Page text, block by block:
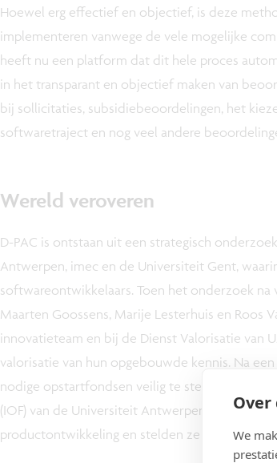
Over
We
Hoewel erg effectief en objectief, is deze
implementeren vanwege de vele mogelijke
heeft nu een platform dat dit hele proces
in het transparant en objectief maken van
bij sollicitaties, subsidiebeoordelingen, het
softwaretraject en nog veel andere
Wereld veroveren
D-PAC is ontstaan uit een strategisch
Antwerpen, imec en de Universiteit Gent,
softwareontwikkelaars. Toen het onderzoek
Maarten Goossens, Marije Lesterhuis en Roos
innovatieteam en bij de Dienst Valorisatie van
valorisatie van hun opgebouwde kennis. Na
nodige opstartfondsen veilig te stellen dankzij
(IOF) van de Universiteit Antwerpen. Hiermee
productontwikkeling en stelden ze hun